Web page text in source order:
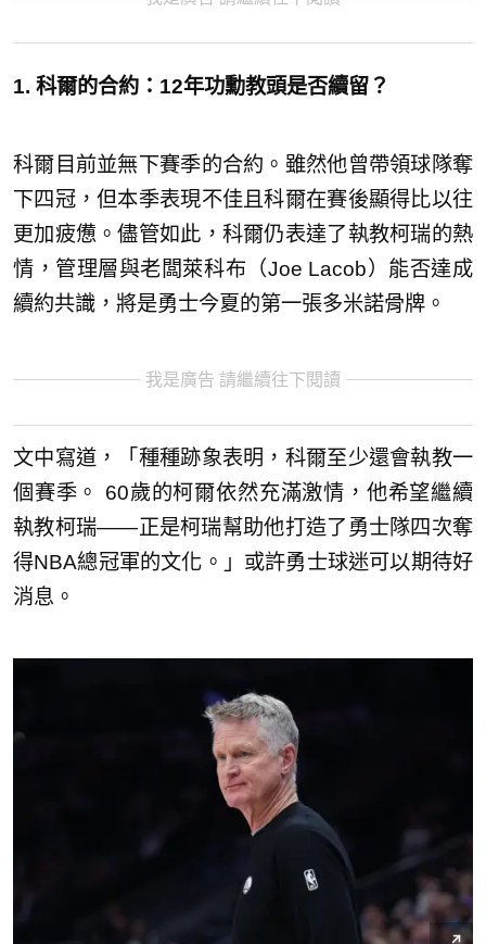
1. 科爾的合約：12年功勳教頭是否續留？
科爾目前並無下賽季的合約。雖然他曾帶領球隊奪
下四冠，但本季表現不佳且科爾在賽後顯得比以往
更加疲憊。儘管如此，科爾仍表達了執教柯瑞的熱
情，管理層與老闆萊科布（Joe Lacob）能否達成
續約共識，將是勇士今夏的第一張多米諾骨牌。
我是廣告 請繼續往下閱讀
文中寫道，「種種跡象表明，科爾至少還會執教一
個賽季。 60歲的柯爾依然充滿激情，他希望繼續
執教柯瑞——正是柯瑞幫助他打造了勇士隊四次奪
得NBA總冠軍的文化。」或許勇士球迷可以期待好
消息。